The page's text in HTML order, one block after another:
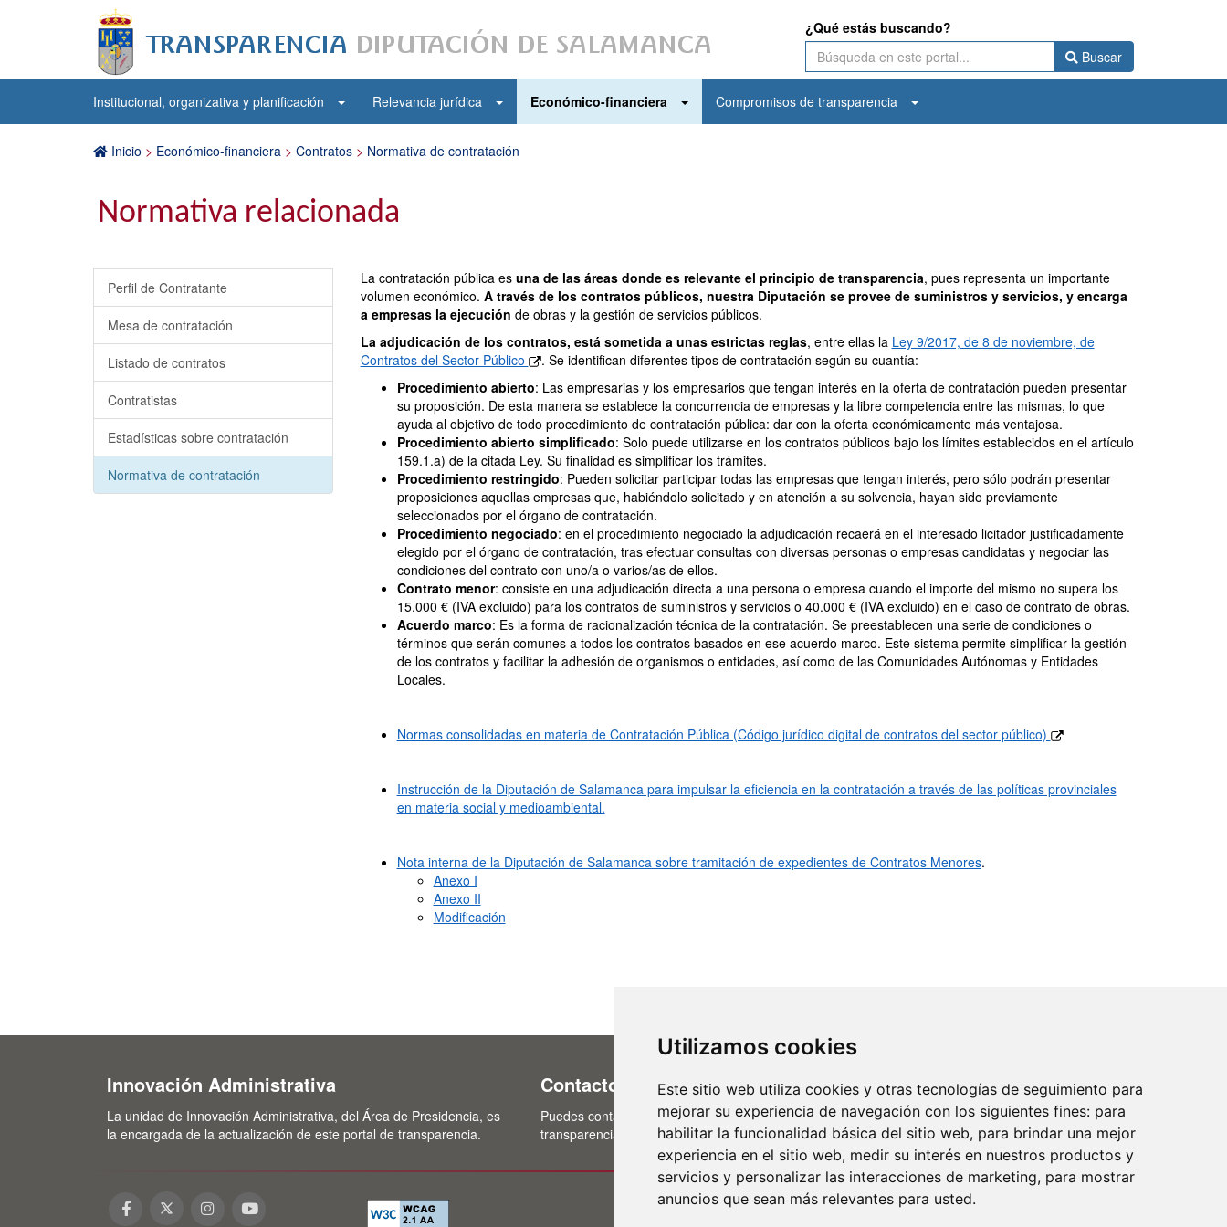
Utilizamos cookies
Este sitio web utiliza cookies y otras tecnologías de seguimiento para
mejorar su experiencia de navegación con los siguientes fines: para
habilitar la funcionalidad básica del sitio web, para brindar una mejor
experiencia en el sitio web, medir su interés en nuestros productos y
servicios y personalizar las interacciones de marketing, para mostrar
anuncios que sean más relevantes para usted.
¿Qué estás buscando?
Buscar
Institucional, organizativa y planificación Relevancia jurídica Económico-financiera Compromisos de transparencia
Inicio > Económico-financiera > Contratos > Normativa de contratación
Normativa relacionada
Perfil de Contratante
Mesa de contratación
Listado de contratos
Contratistas
Estadísticas sobre contratación
Normativa de contratación
La contratación pública es una de las áreas donde es relevante el principio de transparencia, pues representa un importante
volumen económico. A través de los contratos públicos, nuestra Diputación se provee de suministros y servicios, y encarga
a empresas la ejecución de obras y la gestión de servicios públicos.
La adjudicación de los contratos, está sometida a unas estrictas reglas, entre ellas la Ley 9/2017, de 8 de noviembre, de
Contratos del Sector Público
. Se identifican diferentes tipos de contratación según su cuantía:
Procedimiento abierto: Las empresarias y los empresarios que tengan interés en la oferta de contratación pueden presentar
su proposición. De esta manera se establece la concurrencia de empresas y la libre competencia entre las mismas, lo que
ayuda al objetivo de todo procedimiento de contratación pública: dar con la oferta económicamente más ventajosa.
Procedimiento abierto simplificado: Solo puede utilizarse en los contratos públicos bajo los límites establecidos en el artículo
159.1.a) de la citada Ley. Su finalidad es simplificar los trámites.
Procedimiento restringido: Pueden solicitar participar todas las empresas que tengan interés, pero sólo podrán presentar
proposiciones aquellas empresas que, habiéndolo solicitado y en atención a su solvencia, hayan sido previamente
seleccionados por el órgano de contratación.
Procedimiento negociado: en el procedimiento negociado la adjudicación recaerá en el interesado licitador justificadamente
elegido por el órgano de contratación, tras efectuar consultas con diversas personas o empresas candidatas y negociar las
condiciones del contrato con uno/a o varios/as de ellos.
Contrato menor: consiste en una adjudicación directa a una persona o empresa cuando el importe del mismo no supera los
15.000 € (IVA excluido) para los contratos de suministros y servicios o 40.000 € (IVA excluido) en el caso de contrato de obras.
Acuerdo marco: Es la forma de racionalización técnica de la contratación. Se preestablecen una serie de condiciones o
términos que serán comunes a todos los contratos basados en ese acuerdo marco. Este sistema permite simplificar la gestión
de los contratos y facilitar la adhesión de organismos o entidades, así como de las Comunidades Autónomas y Entidades
Locales.
Normas consolidadas en materia de Contratación Pública (Código jurídico digital de contratos del sector público)
Instrucción de la Diputación de Salamanca para impulsar la eficiencia en la contratación a través de las políticas provinciales
en materia social y medioambiental.
Nota interna de la Diputación de Salamanca sobre tramitación de expedientes de Contratos Menores.
Anexo I
Anexo II
Modificación
Innovación Administrativa
La unidad de Innovación Administrativa, del Área de Presidencia, es
la encargada de la actualización de este portal de transparencia.
Contacto
Puedes contactar con nosotros a través del correo:
transparencia@lasalina.es